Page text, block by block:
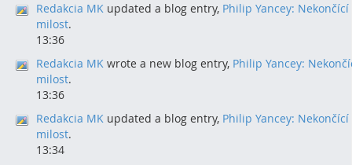
Redakcia MK updated a blog entry, Philip Yancey: Nekončící
milost.
13:36
Redakcia MK wrote a new blog entry, Philip Yancey:
milost.
13:36
Redakcia MK updated a blog entry, Philip Yancey: Nekončící
milost.
13:34